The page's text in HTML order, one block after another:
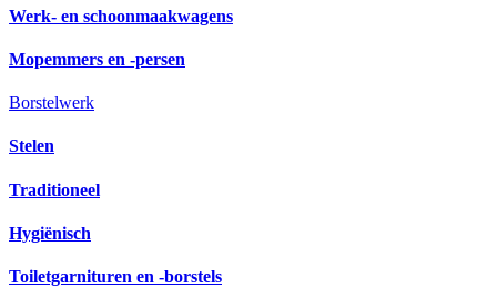
Werk- en schoonmaakwagens
Mopemmers en -persen
Borstelwerk
Stelen
Traditioneel
Hygiënisch
Toiletgarnituren en -borstels